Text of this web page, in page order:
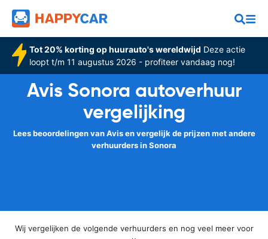
Tot 20% korting op huurauto's wereldwijd Deze actie
loopt t/m 11 augustus 2026 - profiteer vandaag nog!
Avis Sonora autoverhuur
vergelijking
Lees beoordelingen van Avis en vergelijk de prijzen met andere
verhuurders in Sonora
Wij vergelijken de volgende verhuurders en nog veel meer voor